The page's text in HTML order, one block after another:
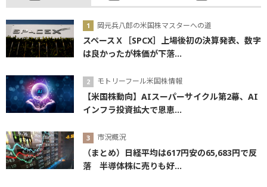
岡元兵八郎の米国株マスターへの道
スペースＸ［SPCX］上場後初の決算発表、数字
は良かったが株価が下落...
モトリーフール米国株情報
【米国株動向】AIスーパーサイクル第2幕、AI
インフラ投資拡大で恩恵...
市況概況
（まとめ）日経平均は617円安の65,683円で反
落 半導体株に売りも好...